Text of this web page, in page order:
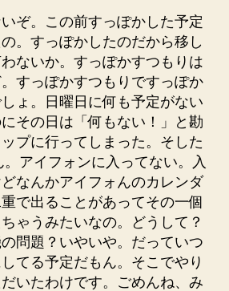
ぞ。この前すっぽかした予定
。すっぽかしたのだから移し
ないか。すっぽかすつもりは
すっぽかすつもりですっぽか
ょ。日曜日に何も予定がない
その日は「何もない！」と勘
プに行ってしまった。そした
。アイフォンに入ってない。入
なんかアイフォんのカレンダ
で出ることがあってその一個
ゃうみたいなの。どうして？
問題？いやいや。だっていつ
てる予定だもん。そこでやり
いたわけです。ごめんね、み